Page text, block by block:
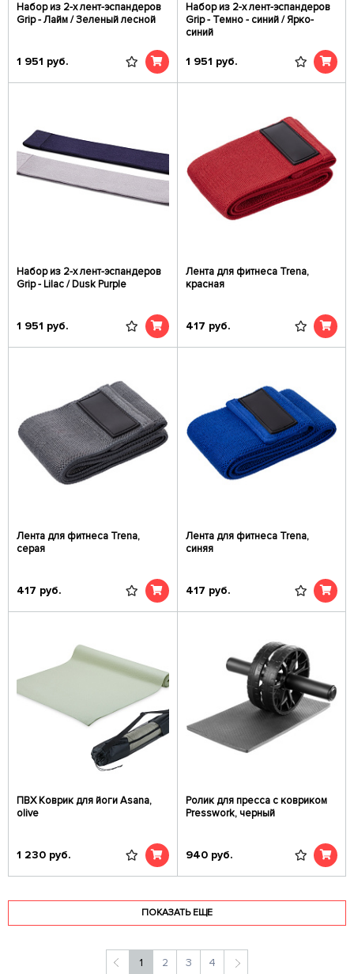
Набор из 2-х лент-эспандеров
Grip - Лайм / Зеленый лесной
1 951 руб.
Набор из 2-х лент-эспандеров
Grip - Темно - синий / Ярко-
синий
1 951 руб.
Набор из 2-х лент-эспандеров
Grip - Lilac / Dusk Purple
1 951 руб.
Лента для фитнеса Trena,
красная
417 руб.
Лента для фитнеса Trena,
серая
417 руб.
Лента для фитнеса Trena,
синяя
417 руб.
ПВХ Коврик для йоги Asana,
olive
1 230 руб.
Ролик для пресса с ковриком
Presswork, черный
940 руб.
ПОКАЗАТЬ ЕЩЕ
1 2 3 4